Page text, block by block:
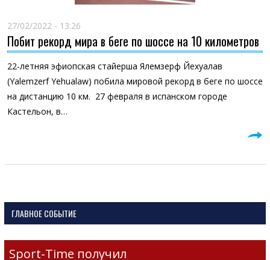
27/02/2022 - 13:26
Побит рекорд мира в беге по шоссе на 10 километров
22-летняя эфиопская стайерша Ялемзерф Йехуалав
(Yalemzerf Yehualaw) побила мировой рекорд в беге по шоссе
на дистанцию 10 км. 27 февраля в испанском городе
Кастельон, в…
ГЛАВНОЕ СОБЫТИЕ
Sport-Time получил